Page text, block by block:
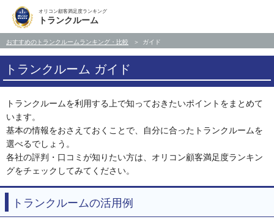
オリコン顧客満足度ランキング
トランクルーム
おすすめのトランクルームランキング・比較 ガイド
トランクルーム ガイド
トランクルームを利用する上で知っておきたいポイントをまとめて
います。
基本の情報をおさえておくことで、自分に合ったトランクルームを
選べるでしょう。
各社の評判・口コミが知りたい方は、オリコン顧客満足度ランキン
グをチェックしてみてください。
トランクルームの活用例